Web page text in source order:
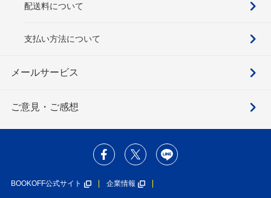
配送料について
支払い方法について
メールサービス
ご意見・ご感想
BOOKOFF公式サイト 企業情報